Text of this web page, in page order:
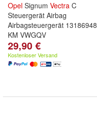
Opel Signum Vectra C
Steuergerät Airbag
Airbagsteuergerät 13186948
KM VWGQV
29,90 €
Kostenloser Versand